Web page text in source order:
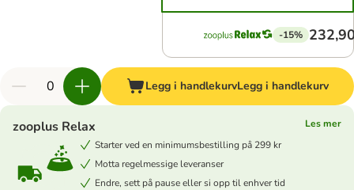
-15%
Legg i handlekurvLegg i handlekurv
zooplus Relax
Les mer
Starter ved en minimumsbestilling på 299 kr
Motta regelmessige leveranser
Endre, sett på pause eller si opp til enhver tid